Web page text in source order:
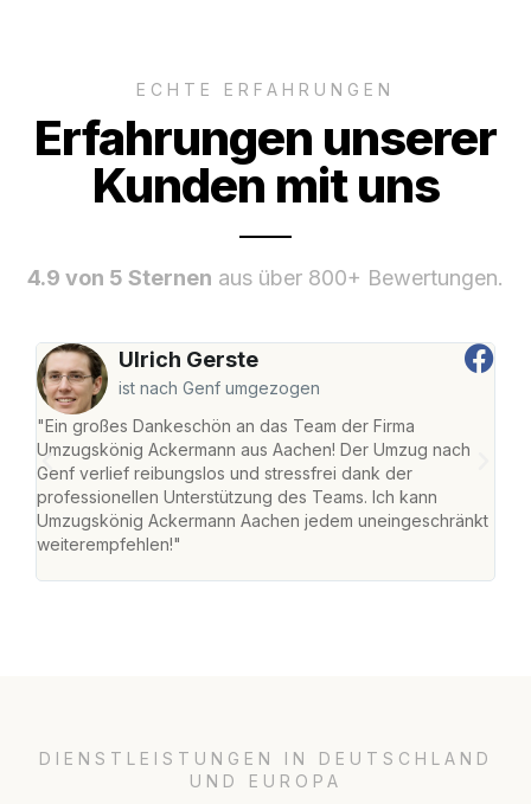
ECHTE ERFAHRUNGEN
Erfahrungen unserer
Kunden mit uns
4.9 von 5 Sternen aus über 800+ Bewertungen.
Ulrich Gerste
ist nach Genf umgezogen
"Ein großes Dankeschön an das Team der Firma
Umzugskönig Ackermann aus Aachen! Der Umzug nach
Genf verlief reibungslos und stressfrei dank der
professionellen Unterstützung des Teams. Ich kann
Umzugskönig Ackermann Aachen jedem uneingeschränkt
weiterempfehlen!"
DIENSTLEISTUNGEN IN DEUTSCHLAND
UND EUROPA